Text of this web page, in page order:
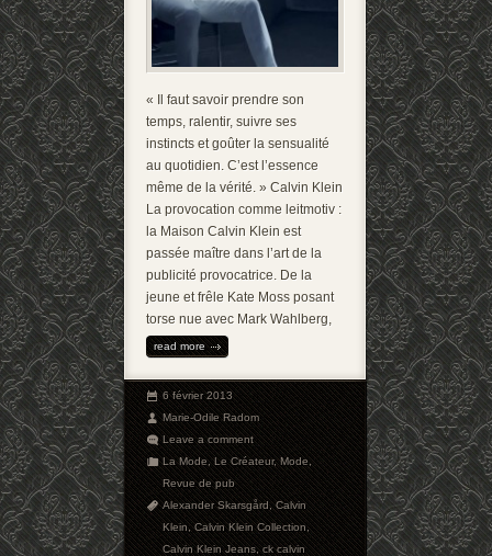
« Il faut savoir prendre son
temps, ralentir, suivre ses
instincts et goûter la sensualité
au quotidien. C’est l’essence
même de la vérité. » Calvin Klein
La provocation comme leitmotiv :
la Maison Calvin Klein est
passée maître dans l’art de la
publicité provocatrice. De la
jeune et frêle Kate Moss posant
torse nue avec Mark Wahlberg,
read more
6 février 2013
Marie-Odile Radom
Leave a comment
La Mode,Le Créateur,Mode,
Revue de pub
Alexander Skarsgård,Calvin
Klein,Calvin Klein Collection,
Calvin Klein Jeans,ck calvin